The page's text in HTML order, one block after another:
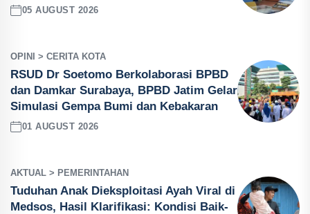
05 AUGUST 2026
OPINI > CERITA KOTA
RSUD Dr Soetomo Berkolaborasi BPBD
dan Damkar Surabaya, BPBD Jatim Gelar
Simulasi Gempa Bumi dan Kebakaran
01 AUGUST 2026
AKTUAL > PEMERINTAHAN
Tuduhan Anak Dieksploitasi Ayah Viral di
Medsos, Hasil Klarifikasi: Kondisi Baik-